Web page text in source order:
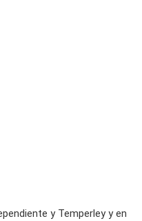
y Temperley y en